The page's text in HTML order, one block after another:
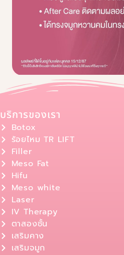
บริการของเรา
Botox
ร้อยไหม TR LIFT
Filler
Meso Fat
Hifu
Meso white
Laser
IV Therapy
ตาสองชั้น
เสริมคาง
เสริมจมูก